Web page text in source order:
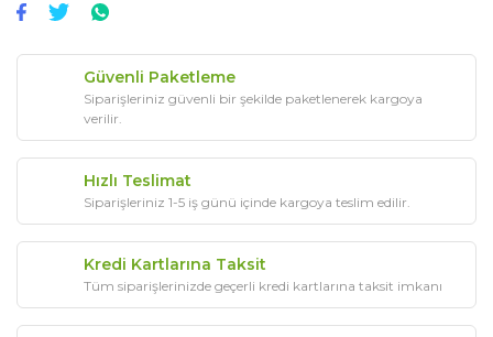
Güvenli Paketleme
Siparişleriniz güvenli bir şekilde paketlenerek kargoya
verilir.
Hızlı Teslimat
Siparişleriniz 1-5 iş günü içinde kargoya teslim edilir.
Kredi Kartlarına Taksit
Tüm siparişlerinizde geçerli kredi kartlarına taksit imkanı